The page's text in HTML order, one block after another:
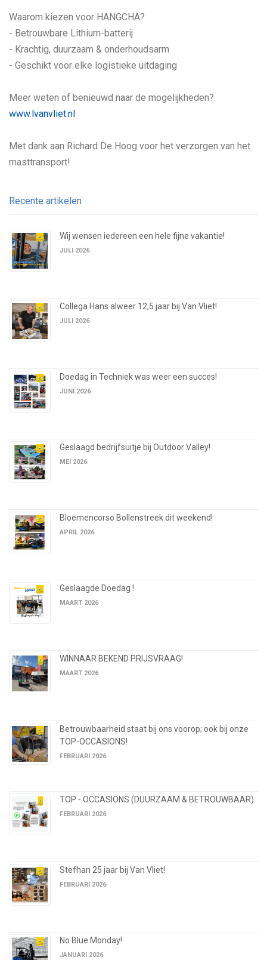
Waarom kiezen voor HANGCHA?
- Betrouwbare Lithium-batterij
- Krachtig, duurzaam & onderhoudsarm
- Geschikt voor elke logistieke uitdaging
Meer weten of benieuwd naar de mogelijkheden?
www.lvanvliet.nl
Met dank aan Richard De Hoog voor het verzorgen van het
masttransport!
Recente artikelen
Wij wensen iedereen een hele fijne vakantie!
JULI 2026
Collega Hans alweer 12,5 jaar bij Van Vliet!
JULI 2026
Doedag in Techniek was weer een succes!
JUNI 2026
Geslaagd bedrijfsuitje bij Outdoor Valley!
MEI 2026
Bloemencorso Bollenstreek dit weekend!
APRIL 2026
Geslaagde Doedag !
MAART 2026
WINNAAR BEKEND PRIJSVRAAG!
MAART 2026
Betrouwbaarheid staat bij ons voorop; ook bij onze
TOP-OCCASIONS!
FEBRUARI 2026
TOP - OCCASIONS (DUURZAAM & BETROUWBAAR)
FEBRUARI 2026
Stefhan 25 jaar bij Van Vliet!
FEBRUARI 2026
No Blue Monday!
JANUARI 2026